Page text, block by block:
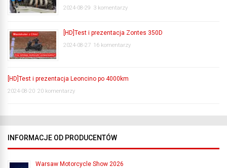
2024-08-29 3 komentarzy
[HD]Test i prezentacja Zontes 350D
2024-08-27 16 komentarzy
[HD]Test i prezentacja Leoncino po 4000km
2024-08-20 20 komentarzy
INFORMACJE OD PRODUCENTÓW
Warsaw Motorcycle Show 2026